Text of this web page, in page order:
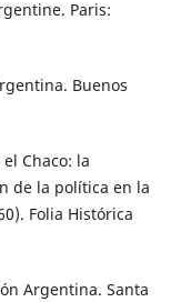
Paris:
Buenos
Chaco: la
de la política en la
Folia Histórica
Argentina. Santa